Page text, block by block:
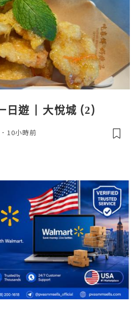
日遊 | 大悅城 (2)
10小時前